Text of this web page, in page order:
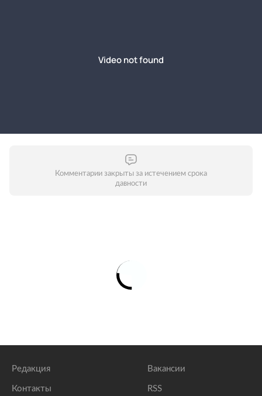
Комментарии закрыты за истечением срока
давности
Редакция
Контакты
Вакансии
RSS